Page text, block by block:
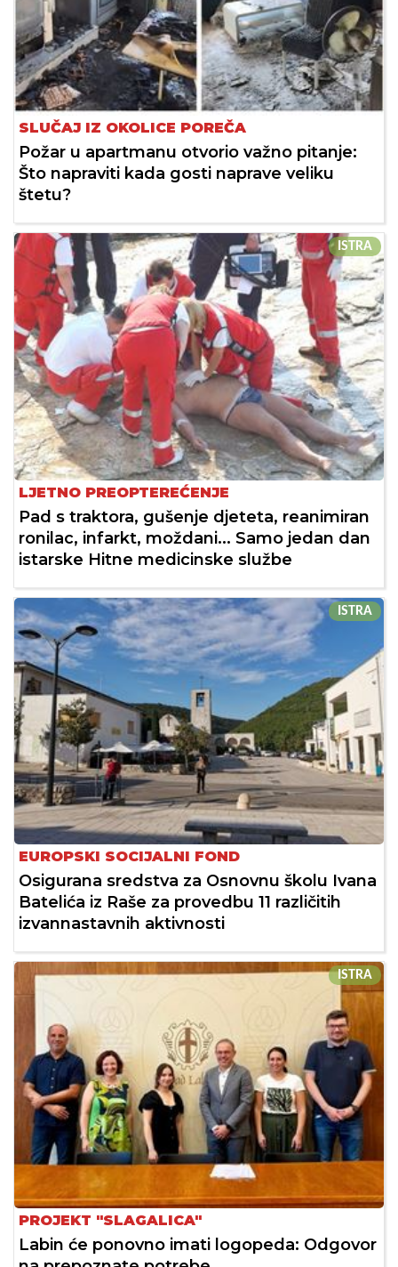
SLUČAJ IZ OKOLICE POREČA
Požar u apartmanu otvorio važno pitanje:
Što napraviti kada gosti naprave veliku
štetu?
ISTRA
LJETNO PREOPTEREĆENJE
Pad s traktora, gušenje djeteta, reanimiran
ronilac, infarkt, moždani... Samo jedan dan
istarske Hitne medicinske službe
ISTRA
EUROPSKI SOCIJALNI FOND
Osigurana sredstva za Osnovnu školu Ivana
Batelića iz Raše za provedbu 11 različitih
izvannastavnih aktivnosti
ISTRA
PROJEKT "SLAGALICA"
Labin će ponovno imati logopeda: Odgovor